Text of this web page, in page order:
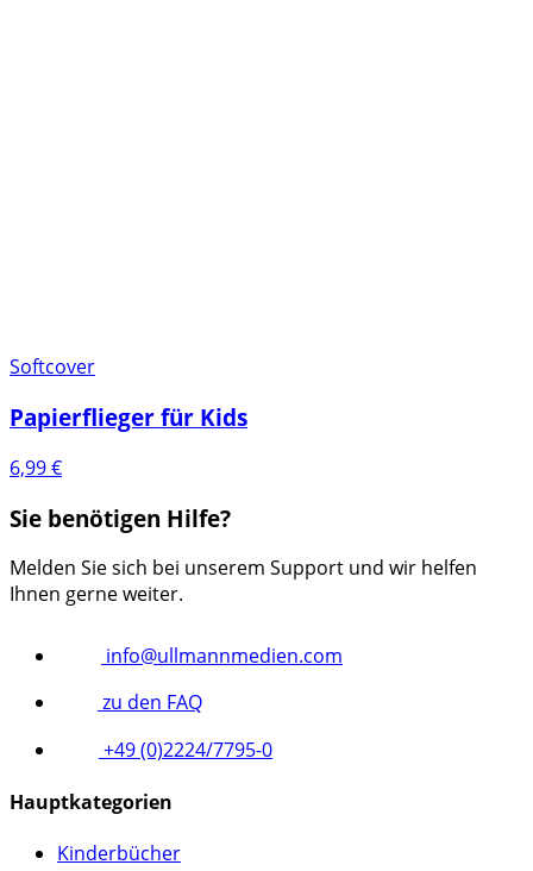
Softcover
Papierflieger für Kids
6,99€
Sie benötigen Hilfe?
Melden Sie sich bei unserem Support und wir helfen
Ihnen gerne weiter.
info@ullmannmedien.com
zu den FAQ
+49 (0)2224/7795-0
Hauptkategorien
Kinderbücher